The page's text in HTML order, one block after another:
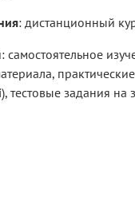
: дистанционный
тестовые задания на